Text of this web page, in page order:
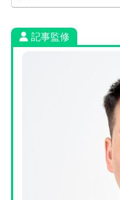
も
記事監修